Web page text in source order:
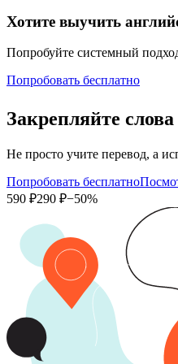
Хотите выучить
Попробуйте системный
Попробовать бесплатно
Закрепляйте
Не просто учите перевод, а
Попробовать бесплатно
590 ₽290 ₽−50%